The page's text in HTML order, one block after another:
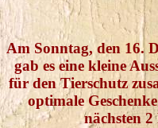
Am Sonntag, den 16.
gab es eine kleine
für den Tierschutz
optimale
nächsten